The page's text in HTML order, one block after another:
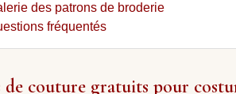
des patrons de broderie
fréquentés
de couture gratuits pour